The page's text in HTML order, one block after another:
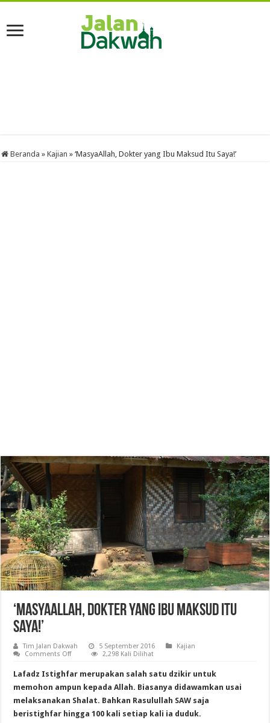
Beranda » Kajian » ‘MasyaAllah, Dokter yang Ibu Maksud Itu Saya!’
‘MasyaAllah, Dokter yang Ibu Maksud Itu
Saya!’
Tim Jalan Dakwah 5 September 2016
Kajian
Comments Offon
yang
Ibu
Maksud
Itu
2,298 Kali Dilihat
Lafadz Istighfar merupakan salah satu dzikir untuk
memohon ampun kepada Allah. Biasanya didawamkan usai
melaksanakan Shalat. Bahkan Rasulullah SAW saja
beristighfar hingga 100 kali setiap kali ia duduk.